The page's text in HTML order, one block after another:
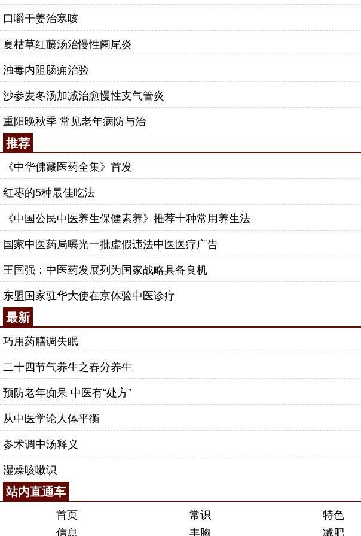
口嚼干姜治寒咳
夏枯草红藤汤治慢性阑尾炎
浊毒内阻肠痈治验
沙参麦冬汤加减治愈慢性支气管炎
重阳晚秋季 常见老年病防与治
推荐
《中华佛藏医药全集》首发
红枣的5种最佳吃法
《中国公民中医养生保健素养》推荐十种常用养生法
国家中医药局曝光一批虚假违法中医医疗广告
王国强：中医药发展列为国家战略具备良机
东盟国家驻华大使在京体验中医诊疗
最新
巧用药膳调失眠
二十四节气养生之春分养生
预防老年痴呆 中医有“处方”
从中医学论人体平衡
参术调中汤释义
湿燥咳嗽识
站内直通车
首页 常识 特色
信息
丰胸 减肥